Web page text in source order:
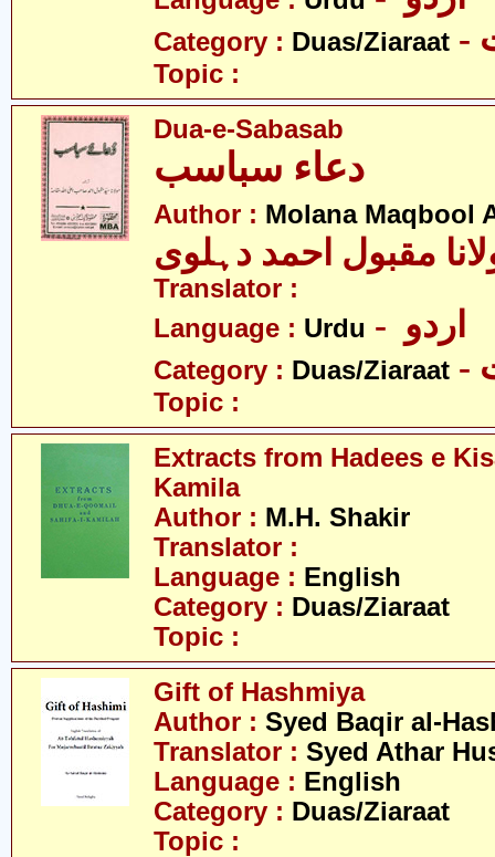
Category : Duas/Ziaraat
Topic :
Dua-e-Sabasab
Author : Molana Maqbool
مقبول احمد دہلوی
Translator :
Language : Urdu
Category : Duas/Ziaraat
Topic :
Extracts from Hadees e
Kamila
Author : M.H. Shakir
Translator :
Language : English
Category : Duas/Ziaraat
Topic :
Gift of Hashmiya
Author : Syed Baqir al-
Translator : Syed Athar
Language : English
Category : Duas/Ziaraat
Topic :